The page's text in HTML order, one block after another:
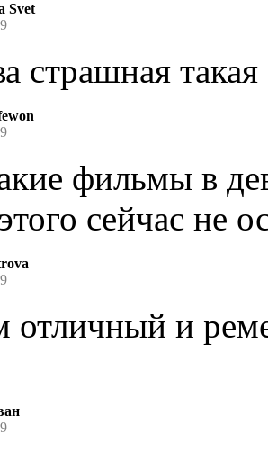
Svet
страшная
фильмы в
сейчас не
и